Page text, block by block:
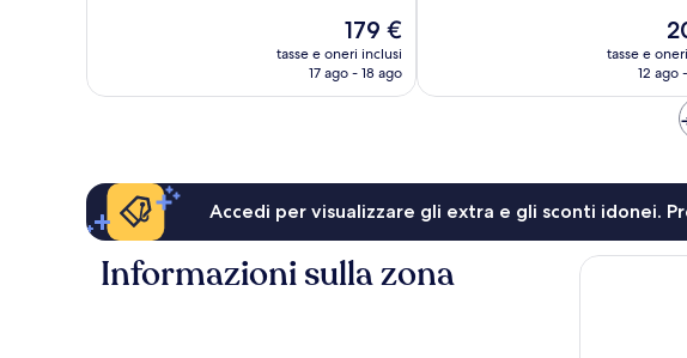
Il
prezzo
attuale
179 €
tasse e oneri inclusi
17 ago - 18 ago
Il
tasse e
12 ago
Accedi per visualizzare gli extra e gli sconti idonei.
Informazioni sulla zona